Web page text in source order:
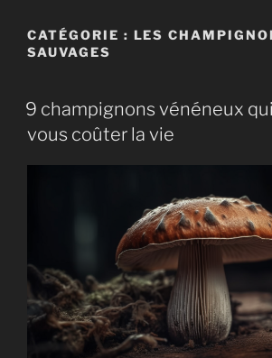
CATÉGORIE : LES
SAUVAGES
9 champignons vénéneux
vous coûter la vie